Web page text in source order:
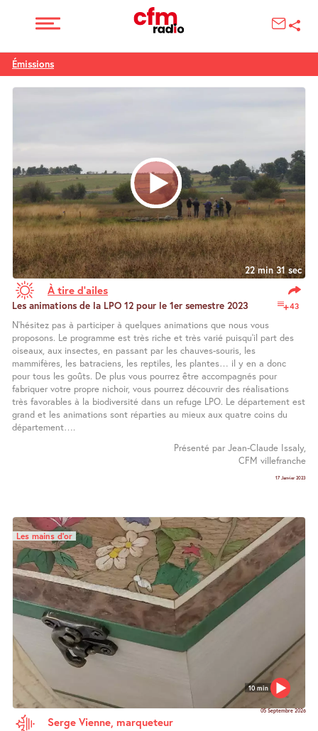
Émissions
22 min 31 sec
À tire d’ailes
43
Les animations de la LPO 12 pour le 1er semestre 2023
N’hésitez pas à participer à quelques animations que nous vous
proposons. Le programme est très riche et très varié puisqu’il part des
oiseaux, aux insectes, en passant par les chauves-souris, les
mammifères, les batraciens, les reptiles, les plantes… il y en a donc
pour tous les goûts. De plus vous pourrez être accompagnés pour
fabriquer votre propre nichoir, vous pourrez découvrir des réalisations
très favorables à la biodiversité dans un refuge LPO. Le département est
grand et les animations sont réparties au mieux aux quatre coins du
département….
Présenté par Jean-Claude Issaly,
CFM villefranche
17 Janvier 2023
10 min
Les mains d’or
05 Septembre 2026
Serge Vienne, marqueteur